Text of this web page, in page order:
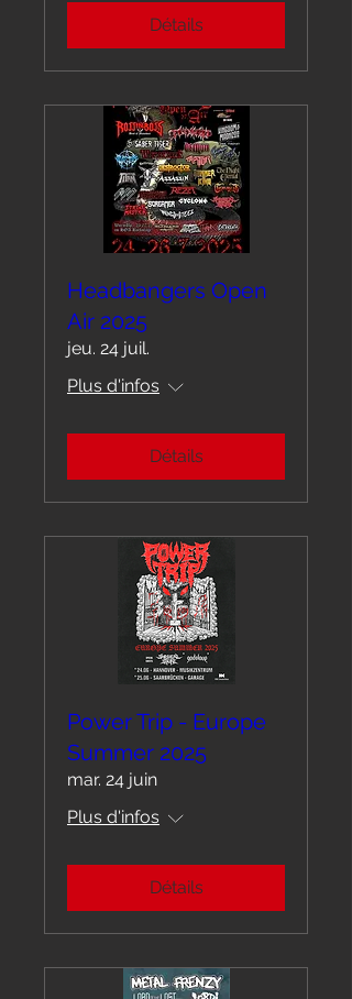
Détails
Headbangers Open
Air 2025
jeu. 24 juil.
Plus d'infos
Détails
Power Trip - Europe
Summer 2025
mar. 24 juin
Plus d'infos
Détails